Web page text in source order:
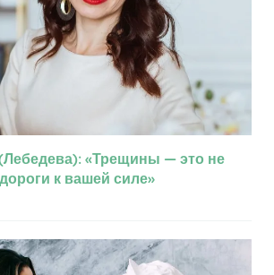
«Трещины — это не
к вашей силе»